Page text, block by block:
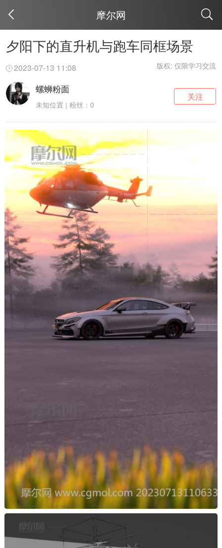
摩尔网
夕阳下的直升机与跑车同框场景
2023-07-13 11:08 版权: 仅限学习交流
螺蛳粉面
未知位置 | 粉丝：0
关注
取消